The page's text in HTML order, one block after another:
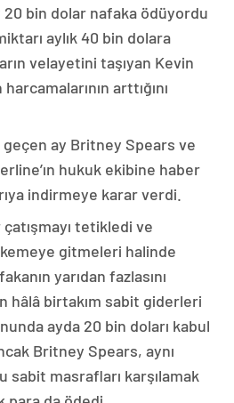
bin dolar nafaka ödüyordu
aylık 40 bin dolara
velayetini taşıyan Kevin
arttığını
geçen ay Britney Spears ve
hukuk ekibine haber
indirmeye karar verdi.
tetikledi ve
gitmeleri halinde
yarıdan fazlasını
hâlâ birtakım sabit giderleri
ayda 20 bin doları kabul
Britney Spears, aynı
sabit masrafları karşılamak